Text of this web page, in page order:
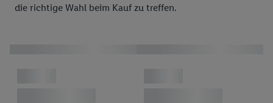
die richtige Wahl beim Kauf zu treffen.